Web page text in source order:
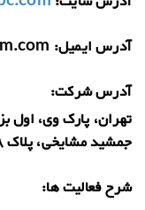
آدرس ایمیل:
آدرس شرکت:
تهران، پارک وی، اول
جمشید مشایخی، پلاک 18، ساختمان اطلس
شرح فعالیت ها: